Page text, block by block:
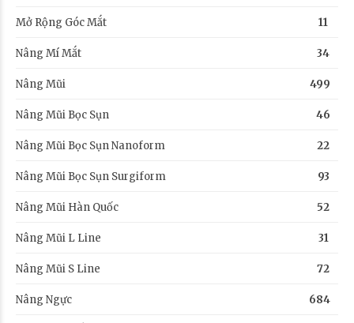
Mở Rộng Góc Mắt 11
Nâng Mí Mắt 34
Nâng Mũi 499
Nâng Mũi Bọc Sụn 46
Nâng Mũi Bọc Sụn Nanoform 22
Nâng Mũi Bọc Sụn Surgiform 93
Nâng Mũi Hàn Quốc 52
Nâng Mũi L Line 31
Nâng Mũi S Line 72
Nâng Ngực 684